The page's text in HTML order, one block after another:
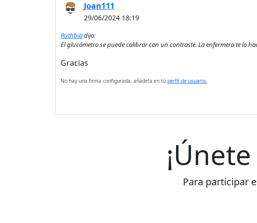
Joan111
29/06/2024 18:19
Ruthbiadijo:
El glucómetro se puede calibrar con un contraste. La enfermera te lo
Gracias
No hay una firma configurada, añádela en tú perfil de usuario.
Para participar